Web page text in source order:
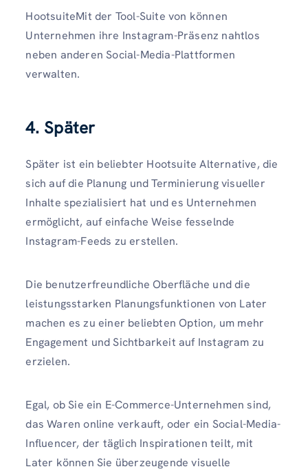
HootsuiteMit der Tool-Suite von können
Unternehmen ihre Instagram-Präsenz nahtlos
neben anderen Social-Media-Plattformen
verwalten.
4. Später
Später ist ein beliebter Hootsuite Alternative, die
sich auf die Planung und Terminierung visueller
Inhalte spezialisiert hat und es Unternehmen
ermöglicht, auf einfache Weise fesselnde
Instagram-Feeds zu erstellen.
Die benutzerfreundliche Oberfläche und die
leistungsstarken Planungsfunktionen von Later
machen es zu einer beliebten Option, um mehr
Engagement und Sichtbarkeit auf Instagram zu
erzielen.
Egal, ob Sie ein E-Commerce-Unternehmen sind,
das Waren online verkauft, oder ein Social-Media-
Influencer, der täglich Inspirationen teilt, mit
Later können Sie überzeugende visuelle